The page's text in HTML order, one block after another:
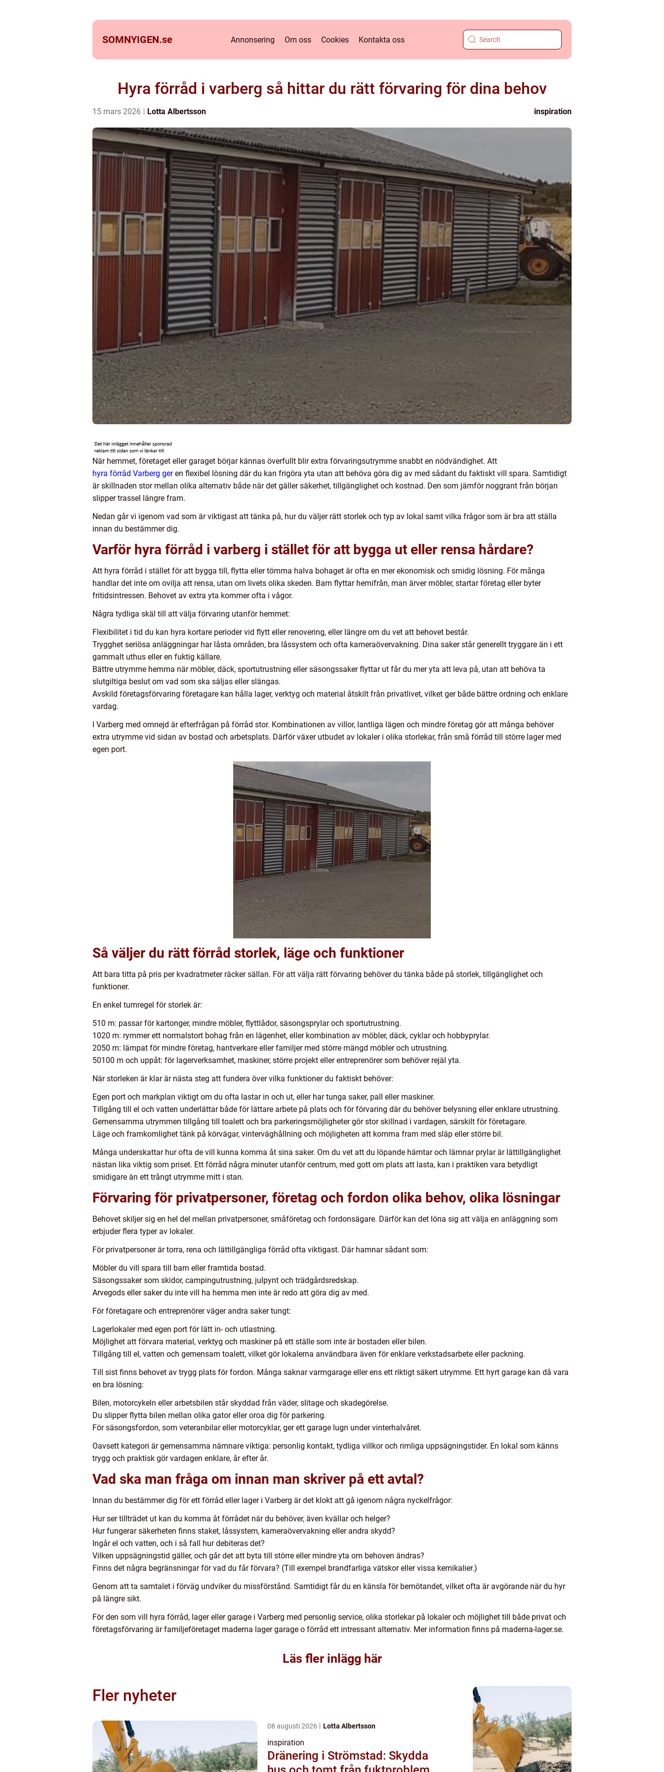
SOMNYIGEN.se Annonsering Om oss Cookies Kontakta oss
Hyra förråd i varberg så hittar du rätt förvaring för dina behov
15 mars 2026 Lotta Albertsson inspiration
När hemmet, företaget eller garaget börjar kännas överfullt blir extra förvaringsutrymme snabbt en nödvändighet. Att
hyra förråd Varberg geren flexibel lösning där du kan frigöra yta utan att behöva göra dig av med sådant du faktiskt vill spara. Samtidigt
är skillnaden stor mellan olika alternativ både när det gäller säkerhet, tillgänglighet och kostnad. Den som jämför noggrant från början
slipper trassel längre fram.
Nedan går vi igenom vad som är viktigast att tänka på, hur du väljer rätt storlek och typ av lokal samt vilka frågor som är bra att ställa
innan du bestämmer dig.
Varför hyra förråd i varberg i stället för att bygga ut eller rensa hårdare?
Att hyra förråd i stället för att bygga till, flytta eller tömma halva bohaget är ofta en mer ekonomisk och smidig lösning. För många
handlar det inte om ovilja att rensa, utan om livets olika skeden. Barn flyttar hemifrån, man ärver möbler, startar företag eller byter
fritidsintressen. Behovet av extra yta kommer ofta i vågor.
Några tydliga skäl till att välja förvaring utanför hemmet:
Flexibilitet i tid du kan hyra kortare perioder vid flytt eller renovering, eller längre om du vet att behovet består.
Trygghet seriösa anläggningar har låsta områden, bra låssystem och ofta kameraövervakning. Dina saker står generellt tryggare än i ett
gammalt uthus eller en fuktig källare.
Bättre utrymme hemma när möbler, däck, sportutrustning eller säsongssaker flyttar ut får du mer yta att leva på, utan att behöva ta
slutgiltiga beslut om vad som ska säljas eller slängas.
Avskild företagsförvaring företagare kan hålla lager, verktyg och material åtskilt från privatlivet, vilket ger både bättre ordning och enklare
vardag.
I Varberg med omnejd är efterfrågan på förråd stor. Kombinationen av villor, lantliga lägen och mindre företag gör att många behöver
extra utrymme vid sidan av bostad och arbetsplats. Därför växer utbudet av lokaler i olika storlekar, från små förråd till större lager med
egen port.
Så väljer du rätt förråd storlek, läge och funktioner
Att bara titta på pris per kvadratmeter räcker sällan. För att välja rätt förvaring behöver du tänka både på storlek, tillgänglighet och
funktioner.
En enkel tumregel för storlek är:
510 m: passar för kartonger, mindre möbler, flyttlådor, säsongsprylar och sportutrustning.
1020 m: rymmer ett normalstort bohag från en lägenhet, eller kombination av möbler, däck, cyklar och hobbyprylar.
2050 m: lämpat för mindre företag, hantverkare eller familjer med större mängd möbler och utrustning.
50100 m och uppåt: för lagerverksamhet, maskiner, större projekt eller entreprenörer som behöver rejäl yta.
När storleken är klar är nästa steg att fundera över vilka funktioner du faktiskt behöver:
Egen port och markplan viktigt om du ofta lastar in och ut, eller har tunga saker, pall eller maskiner.
Tillgång till el och vatten underlättar både för lättare arbete på plats och för förvaring där du behöver belysning eller enklare utrustning.
Gemensamma utrymmen tillgång till toalett och bra parkeringsmöjligheter gör stor skillnad i vardagen, särskilt för företagare.
Läge och framkomlighet tänk på körvägar, vinterväghållning och möjligheten att komma fram med släp eller större bil.
Många underskattar hur ofta de vill kunna komma åt sina saker. Om du vet att du löpande hämtar och lämnar prylar är lättillgänglighet
nästan lika viktig som priset. Ett förråd några minuter utanför centrum, med gott om plats att lasta, kan i praktiken vara betydligt
smidigare än ett trångt utrymme mitt i stan.
Förvaring för privatpersoner, företag och fordon olika behov, olika lösningar
Behovet skiljer sig en hel del mellan privatpersoner, småföretag och fordonsägare. Därför kan det löna sig att välja en anläggning som
erbjuder flera typer av lokaler.
För privatpersoner är torra, rena och lättillgängliga förråd ofta viktigast. Där hamnar sådant som:
Möbler du vill spara till barn eller framtida bostad.
Säsongssaker som skidor, campingutrustning, julpynt och trädgårdsredskap.
Arvegods eller saker du inte vill ha hemma men inte är redo att göra dig av med.
För företagare och entreprenörer väger andra saker tungt:
Lagerlokaler med egen port för lätt in- och utlastning.
Möjlighet att förvara material, verktyg och maskiner på ett ställe som inte är bostaden eller bilen.
Tillgång till el, vatten och gemensam toalett, vilket gör lokalerna användbara även för enklare verkstadsarbete eller packning.
Till sist finns behovet av trygg plats för fordon. Många saknar varmgarage eller ens ett riktigt säkert utrymme. Ett hyrt garage kan då vara
en bra lösning:
Bilen, motorcykeln eller arbetsbilen står skyddad från väder, slitage och skadegörelse.
Du slipper flytta bilen mellan olika gator eller oroa dig för parkering.
För säsongsfordon, som veteranbilar eller motorcyklar, ger ett garage lugn under vinterhalvåret.
Oavsett kategori är gemensamma nämnare viktiga: personlig kontakt, tydliga villkor och rimliga uppsägningstider. En lokal som känns
trygg och praktisk gör vardagen enklare, år efter år.
Vad ska man fråga om innan man skriver på ett avtal?
Innan du bestämmer dig för ett förråd eller lager i Varberg är det klokt att gå igenom några nyckelfrågor:
Hur ser tillträdet ut kan du komma åt förrådet när du behöver, även kvällar och helger?
Hur fungerar säkerheten finns staket, låssystem, kameraövervakning eller andra skydd?
Ingår el och vatten, och i så fall hur debiteras det?
Vilken uppsägningstid gäller, och går det att byta till större eller mindre yta om behoven ändras?
Finns det några begränsningar för vad du får förvara? (Till exempel brandfarliga vätskor eller vissa kemikalier.)
Genom att ta samtalet i förväg undviker du missförstånd. Samtidigt får du en känsla för bemötandet, vilket ofta är avgörande när du hyr
på längre sikt.
För den som vill hyra förråd, lager eller garage i Varberg med personlig service, olika storlekar på lokaler och möjlighet till både privat och
företagsförvaring är familjeföretaget maderna lager garage o förråd ett intressant alternativ. Mer information finns på maderna-lager.se.
Läs fler inlägg här
Fler nyheter
08 augusti 2026 Lotta Albertsson
inspiration
Dränering i Strömstad: Skydda